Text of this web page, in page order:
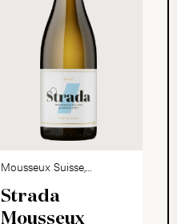
Mousseux Suisse,
alkoholfrei
Strada
Mousseux